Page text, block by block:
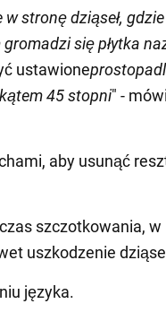
stronę dziąseł,
się płytka
ustawione
45 stopni" -
aby usunąć
szczotkowania,
uszkodzenie
języka.